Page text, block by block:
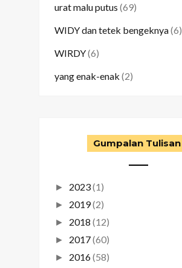
urat malu putus (69)
WIDY dan tetek bengeknya(6)
WIRDY(6)
yang enak-enak (2)
Gumpalan Tulisan
► 2023(1)
► 2019(2)
► 2018 (12)
► 2017(60)
► 2016(58)